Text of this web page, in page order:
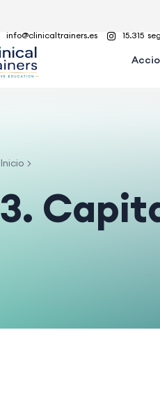
15.315
info@clinicaltrainers.es
Inicio
3.